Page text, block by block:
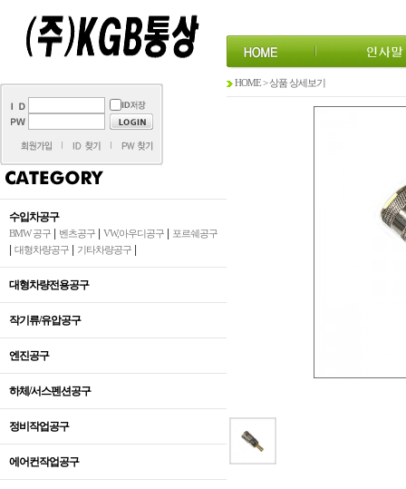
수입차공구
BMW 공구 벤츠공구 VW,아우디공구 포르쉐공구
대형차량공구 기타차량공구
대형차량전용공구
작기류/유압공구
엔진공구
하체/서스펜션공구
정비작업공구
에어컨작업공구
HOME > 상품 상세보기